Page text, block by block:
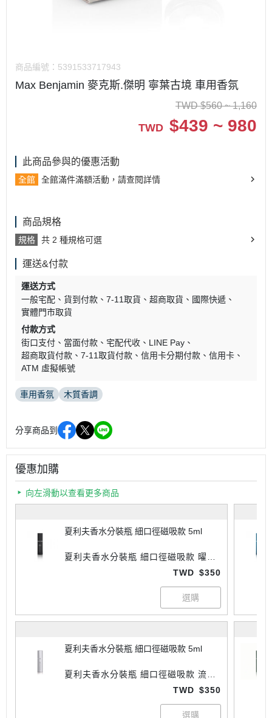
商品編號： 5391533717943
Max Benjamin 麥克斯.傑明 寧葉古境 車用香氛
TWD $560 ~ 1,160
TWD $439 ~ 980
此商品參與的優惠活動
全館 全館滿件滿額活動，請查閱詳情
商品規格
規格 共 2 種規格可選
運送&付款
運送方式
一般宅配
貨到付款 7-11取貨 超商取貨
國際快遞
實體門市取貨
付款方式
街口支付
當面付款 宅配代收
LINE Pay
超商取貨付款
7-11取貨付款 信用卡分期付款
信用卡
ATM 虛擬帳號
車用香氛 木質香調
分享商品到
優惠加購
向左滑動以查看更多商品
夏利夫香水分裝瓶 細口徑磁吸款 5ml
夏利夫香水分裝瓶 細口徑磁吸款 曜石
TWD $350
夏利夫香水分裝瓶 細口徑磁吸款 5ml
夏利夫香水分裝瓶 細口徑磁吸款 流光
TWD $350